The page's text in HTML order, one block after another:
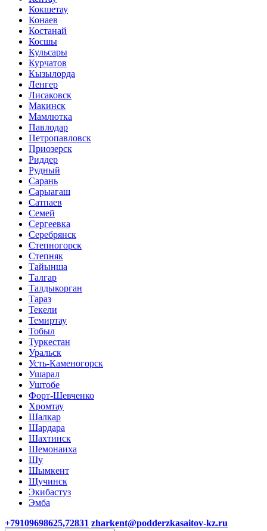
Кокшетау
Конаев
Костанай
Косшы
Кульсары
Курчатов
Кызылорда
Ленгер
Лисаковск
Макинск
Мамлютка
Павлодар
Петропавловск
Приозерск
Риддер
Рудный
Сарань
Сарыагаш
Сатпаев
Семей
Сергеевка
Серебрянск
Степногорск
Степняк
Тайынша
Талгар
Талдыкорган
Тараз
Текели
Темиртау
Тобыл
Туркестан
Уральск
Усть-Каменогорск
Ушарал
Уштобе
Форт-Шевченко
Хромтау
Шалкар
Шардара
Шахтинск
Шемонаиха
Шу
Шымкент
Щучинск
Экибастуз
Эмба
+79109698625,72831 zharkent@podderzkasaitov-kz.ru